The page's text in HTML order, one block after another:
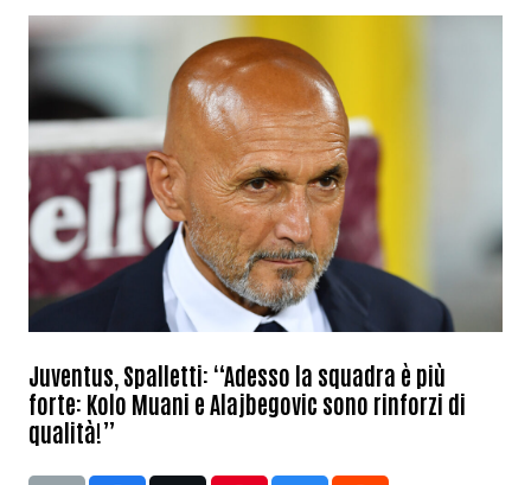
Juventus, Spalletti: “Adesso la squadra è più
forte: Kolo Muani e Alajbegovic sono rinforzi di
qualità!”